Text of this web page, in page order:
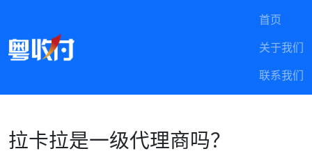
首页
关于我们
联系我们
拉卡拉是一级代理商吗？